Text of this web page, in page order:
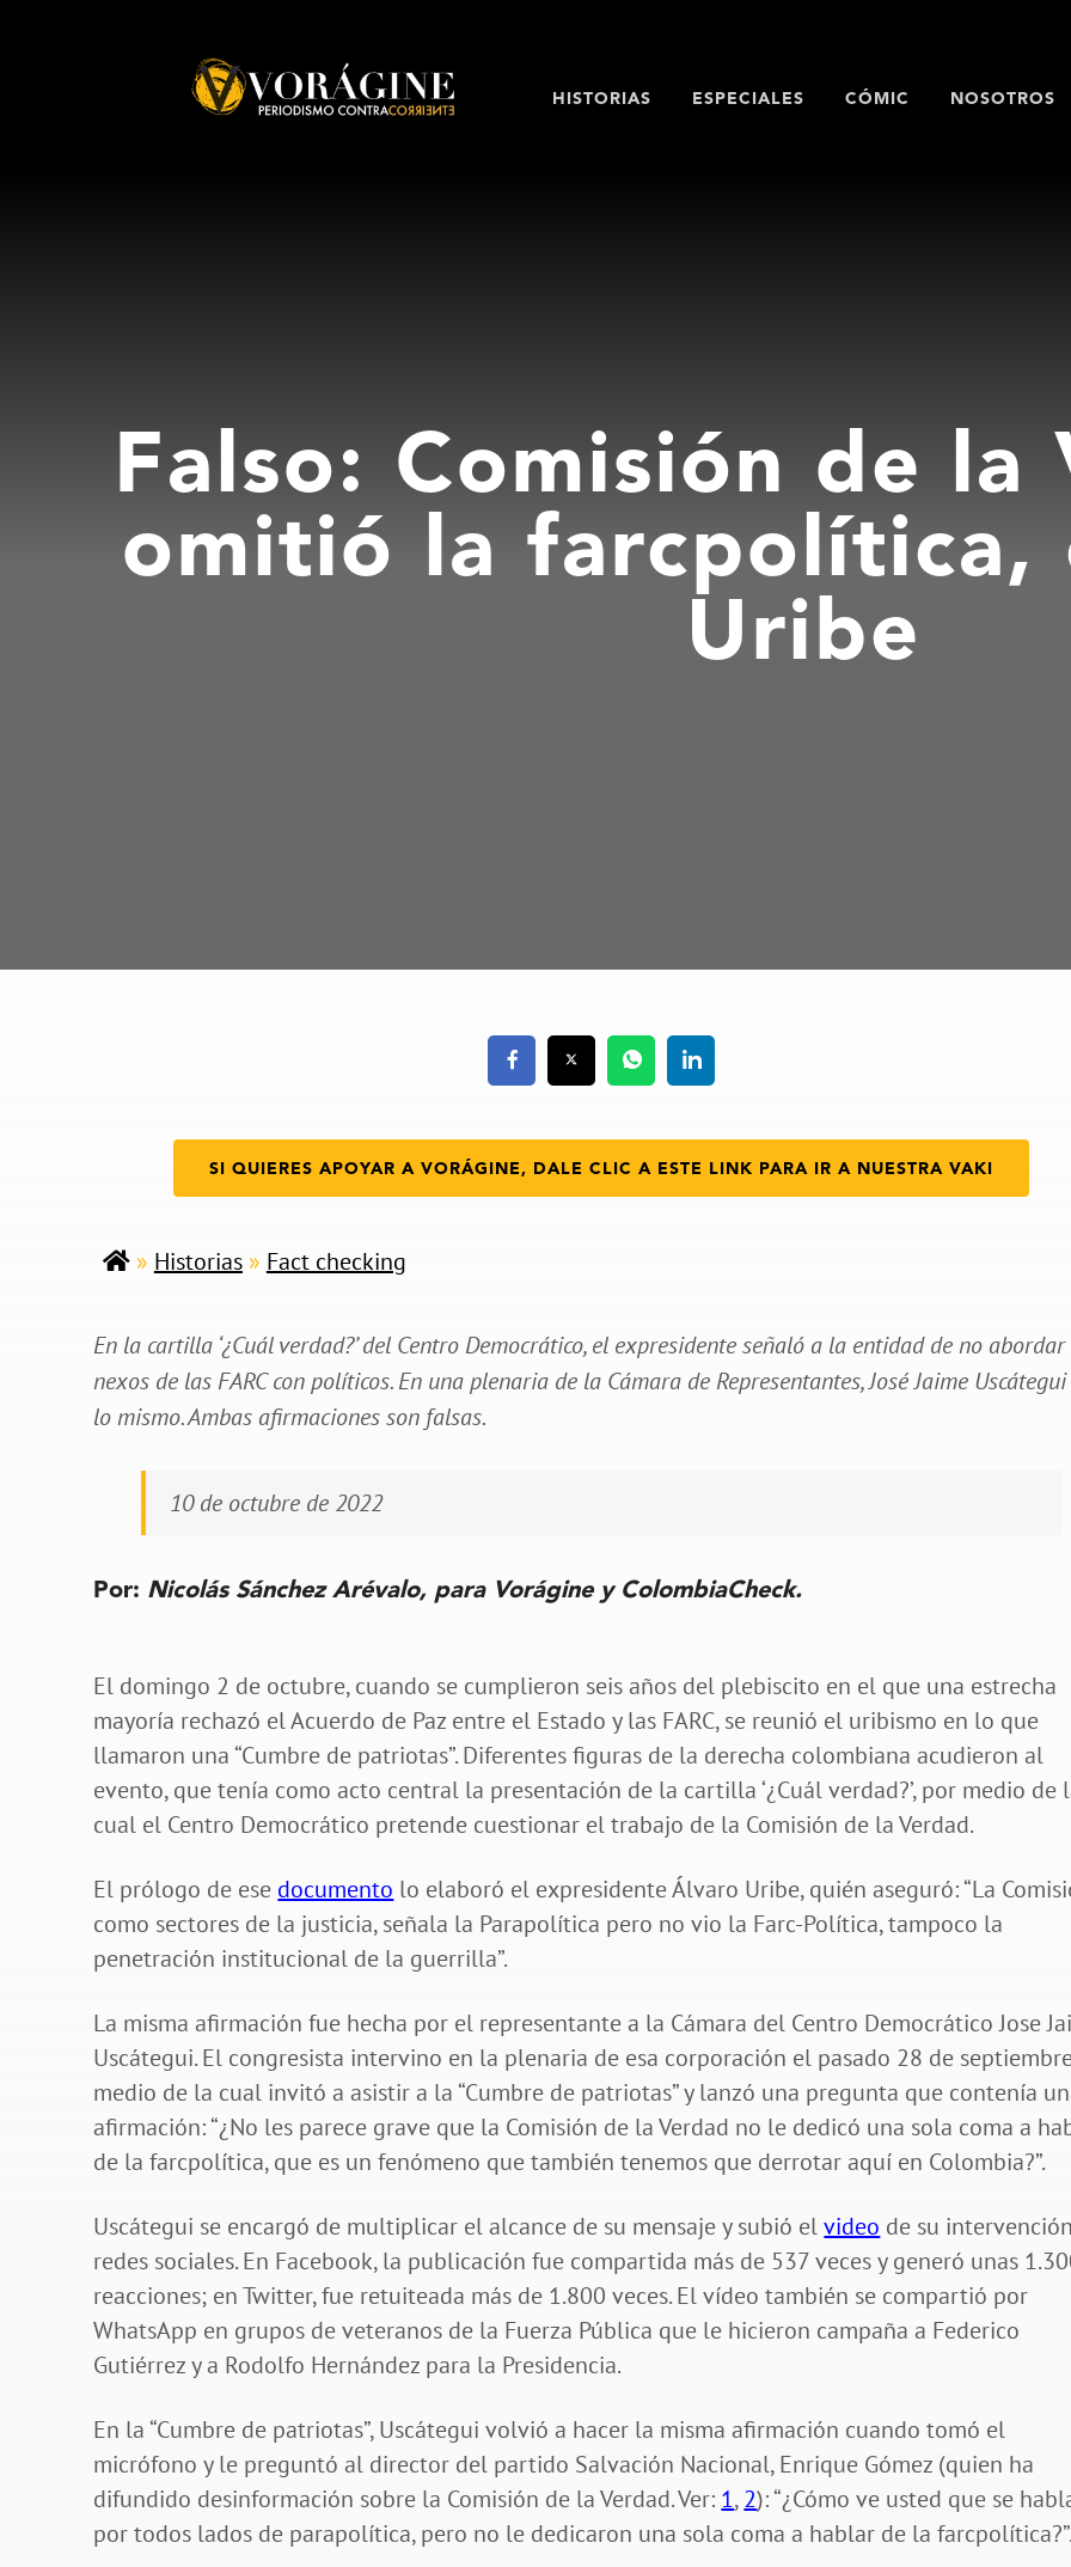
HISTORIAS ESPECIALES CÓMIC NOSOTROS
Falso: Comisión de la
omitió la farcpolítica,
Uribe
SI QUIERES APOYAR A VORÁGINE, DALE CLIC A ESTE LINK PARA IR A NUESTRA VAKI
» Historias» Fact checking
En la cartilla ‘¿Cuál verdad?’ del Centro Democrático, el expresidente señaló a la entidad de no
nexos de las FARC con políticos. En una plenaria de la Cámara de Representantes, José Jaime
lo mismo. Ambas afirmaciones son falsas.
10 de octubre de 2022
Por: Nicolás Sánchez Arévalo, para Vorágine y ColombiaCheck.
El domingo 2 de octubre, cuando se cumplieron seis años del plebiscito en el que una estrecha
mayoría rechazó el Acuerdo de Paz entre el Estado y las FARC, se reunió el uribismo en lo que
llamaron una “Cumbre de patriotas”. Diferentes figuras de la derecha colombiana acudieron al
evento, que tenía como acto central la presentación de la cartilla ‘¿Cuál verdad?’, por medio de
cual el Centro Democrático pretende cuestionar el trabajo de la Comisión de la Verdad.
El prólogo de ese documento lo elaboró el expresidente Álvaro Uribe, quién aseguró: “La
como sectores de la justicia, señala la Parapolítica pero no vio la Farc-Política, tampoco la
penetración institucional de la guerrilla”.
La misma afirmación fue hecha por el representante a la Cámara del Centro Democrático Jose
Uscátegui. El congresista intervino en la plenaria de esa corporación el pasado 28 de
medio de la cual invitó a asistir a la “Cumbre de patriotas” y lanzó una pregunta que contenía
afirmación: “¿No les parece grave que la Comisión de la Verdad no le dedicó una sola coma a
de la farcpolítica, que es un fenómeno que también tenemos que derrotar aquí en Colombia?”.
Uscátegui se encargó de multiplicar el alcance de su mensaje y subió elvideo de su
redes sociales. En Facebook, la publicación fue compartida más de 537 veces y generó unas
reacciones; en Twitter, fue retuiteada más de 1.800 veces. El vídeo también se compartió por
WhatsApp en grupos de veteranos de la Fuerza Pública que le hicieron campaña a Federico
Gutiérrez y a Rodolfo Hernández para la Presidencia.
En la “Cumbre de patriotas”, Uscátegui volvió a hacer la misma afirmación cuando tomó el
micrófono y le preguntó al director del partido Salvación Nacional, Enrique Gómez (quien ha
difundido desinformación sobre la Comisión de la Verdad. Ver: 1,2): “¿Cómo ve usted que se
por todos lados de parapolítica, pero no le dedicaron una sola coma a hablar de la farcpolítica?”.